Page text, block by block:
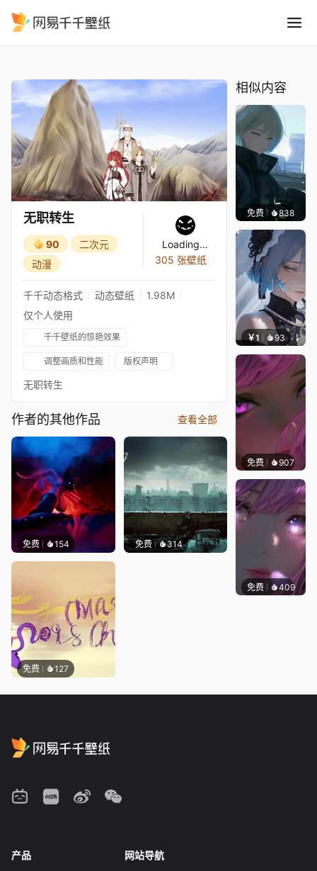
无职转生
90
二次元
动漫
Loading…
305 张壁纸
千千动态格式 动态壁纸
1.98M
仅个人使用
千千壁纸的惊艳效果
调整画质和性能 版权声明
无职转生
作者的其他作品 查看全部
免费 154 免费 314
免费 127
相似内容
免费 838辰东
￥1 93 辰东
免费 907辰东
免费 409辰东
产品 网站导航